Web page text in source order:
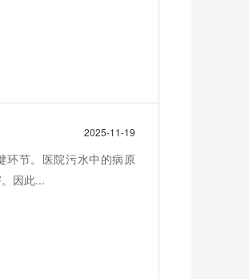
2025-11-19
环节。医院污水中的病原
因此...